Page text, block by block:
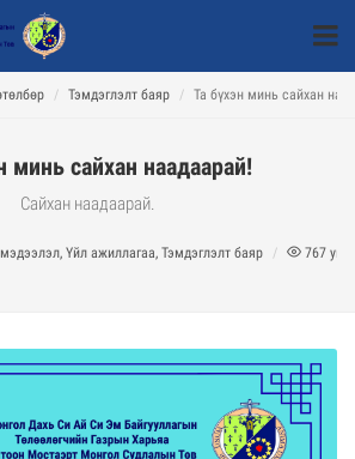
Тэмдэглэлт баяр Та бүхэн минь сайхан
минь сайхан наадаарай!
Сайхан наадаарай.
Үйл ажиллагаа, Тэмдэглэлт баяр 767